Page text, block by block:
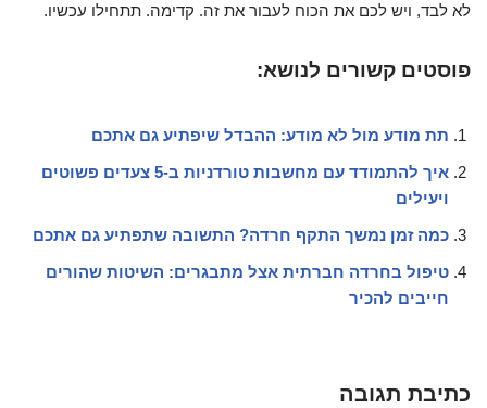
לא לבד, ויש לכם את הכוח לעבור את זה. קדימה. תתחילו עכשיו.
פוסטים קשורים לנושא:
תת מודע מול לא מודע: ההבדל שיפתיע גם אתכם
איך להתמודד עם מחשבות טורדניות ב-5 צעדים פשוטים
ויעילים
כמה זמן נמשך התקף חרדה? התשובה שתפתיע גם אתכם
טיפול בחרדה חברתית אצל מתבגרים: השיטות שהורים
חייבים להכיר
כתיבת תגובה